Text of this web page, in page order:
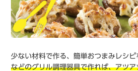
少ない材料で作る、簡単おつまみレシピ
などのグリル調理器具で作れば、アツ